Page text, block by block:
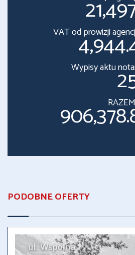
VAT od prowizji
Wypisy aktu
PODOBNE OFERTY